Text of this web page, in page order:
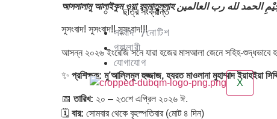
ছাত্র সংক্রান্ত
সংবাদ /নোটিশ
গ্যালারী
যোগাযোগ
X
আসসালামু আলাইকুম ওয়া রহমাতুল্লাহ الحمد لله رب العالمين
সুসংবাদ! সুসংবাদ!! সুসংবাদ!!!
আসন্ন ২০২৬ ইংরেজি সনে যারা হজের মাসআলা জেনে সহিহ-শুদ্ধভাবে
✨ প্রশিক্ষক: মু’আল্লিমুল হুজ্জাজ, হযরত মাওলানা মুহাম্মাদ ইয়াহইয়া
📅তারিখ: ২০ – ২৩শে এপ্রিল ২০২৬ ঈ.
🗓️ বার: সোমবার থেকে বৃহস্পতিবার (মোট ৪ দিন)